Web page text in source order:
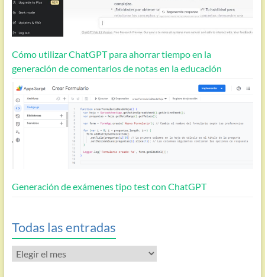
Cómo utilizar ChatGPT para ahorrar tiempo en la
generación de comentarios de notas en la educación
Generación de exámenes tipo test con ChatGPT
Todas las entradas
Todas
las